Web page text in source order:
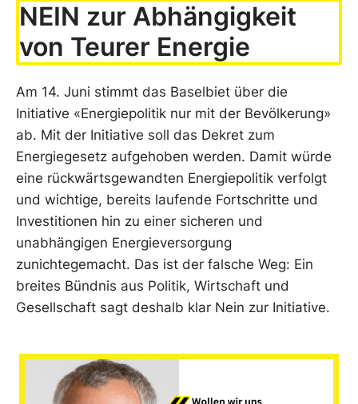
NEIN zur Abhängigkeit
von Teurer Energie
Am 14. Juni stimmt das Baselbiet über die
Initiative «Energiepolitik nur mit der Bevölkerung»
ab. Mit der Initiative soll das Dekret zum
Energiegesetz aufgehoben werden. Damit würde
eine rückwärtsgewandten Energiepolitik verfolgt
und wichtige, bereits laufende Fortschritte und
Investitionen hin zu einer sicheren und
unabhängigen Energieversorgung
zunichtegemacht. Das ist der falsche Weg: Ein
breites Bündnis aus Politik, Wirtschaft und
Gesellschaft sagt deshalb klar Nein zur Initiative.